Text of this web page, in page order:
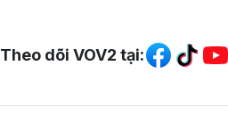
Mạng xã hội
Theo dõi VOV2 tại: